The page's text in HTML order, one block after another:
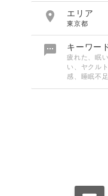
 エリア
東京都
 キーワー
疲れた、眠
い、ヤクル
感、睡眠不